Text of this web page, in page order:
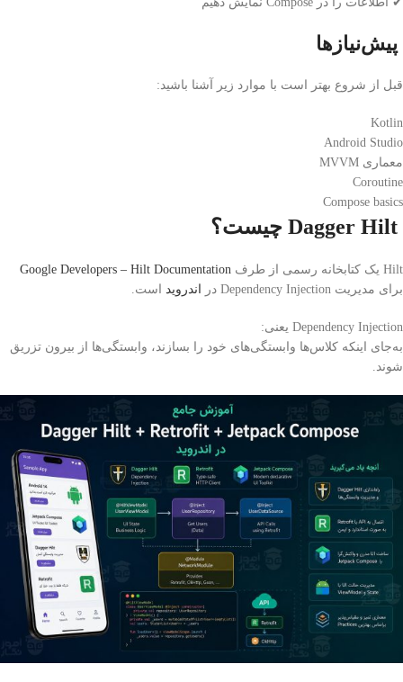
پیش‌نیازها
قبل از شروع بهتر است با موارد زیر آشنا باشید:
Kotlin
Android Studio
معماری MVVM
Coroutine
Compose basics
Hilt یک کتابخانه رسمی از طرف
Google Developers – Hilt Documentation
برای مدیریت Dependency Injection در
اندروید است.
Dependency Injection یعنی:
به‌جای اینکه کلاس‌ها وابستگی‌های خود را بسازند، وابستگی‌ها از بیرون تزریق
شوند.